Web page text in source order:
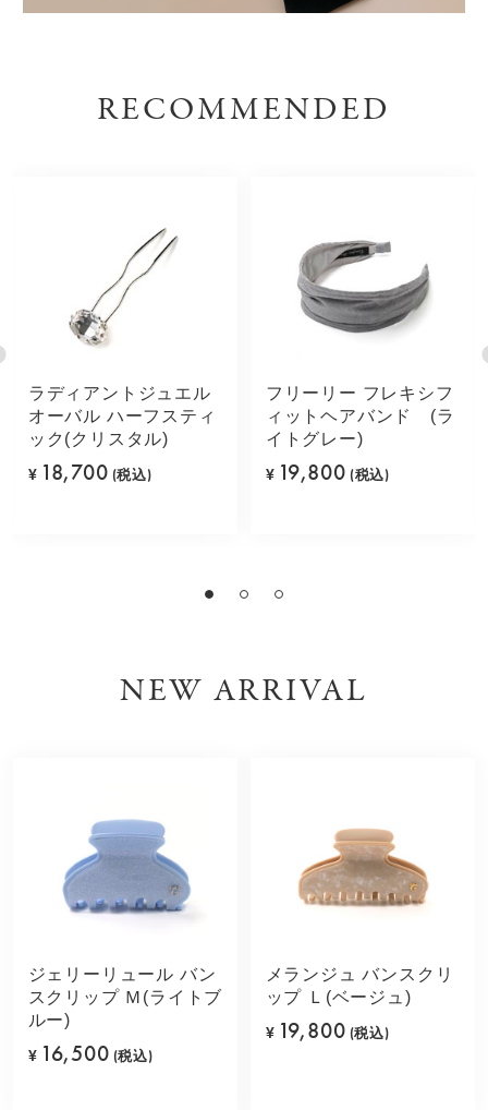
RECOMMENDED
ラディアントジュエル
オーバル ハーフスティ
ック(クリスタル)
¥ 18,700 (税込)
フリーリー フレキシフ
ィットヘアバンド (ラ
イトグレー)
¥ 19,800 (税込)
NEW ARRIVAL
ジェリーリュール バン
スクリップ Ｍ(ライトブ
ルー)
¥ 16,500 (税込)
メランジュ バンスクリ
ップ Ｌ(ベージュ)
¥ 19,800 (税込)